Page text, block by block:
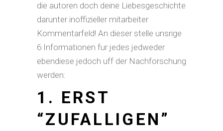
die autoren doch deine Liebesgeschichte
darunter inoffizieller mitarbeiter
Kommentarfeld! An dieser stelle unsrige
6 Informationen fur jedes jedweder
ebendiese jedoch uff der Nachforschung
werden:
1. ERST
“ZUFALLIGEN”